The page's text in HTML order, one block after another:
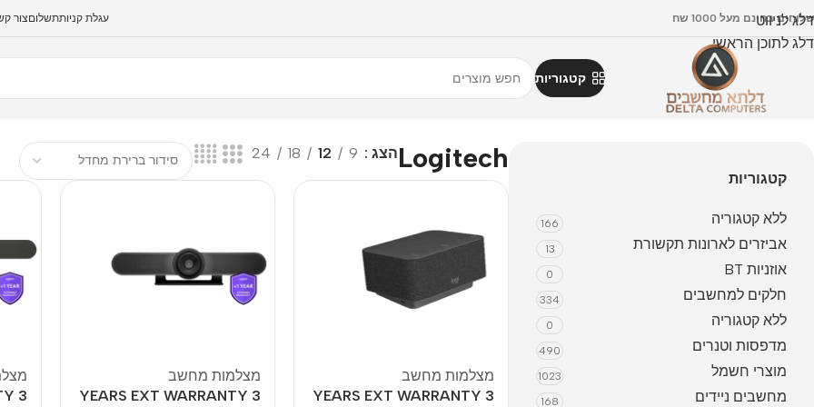
דלג לניווט
דלג לתוכן הראשי
בחינם מעל 1000 שח עגלת קניותתשלוםצור
קטגוריות
קטגוריות
ללא קטגוריה 166
אביזרים לארונות תקשורת 13
אוזניות BT 0
חלקים למחשבים 334
ללא קטגוריה 0
מדפסות וטנרים 490
מוצרי חשמל 1023
מחשבים ניידים 168
Logitechהצג 9
12
18
24
מצלמות מחשב
3 YEARS EXT WARRANTY
מצלמות מחשב
3 YEARS EXT WARRANTY